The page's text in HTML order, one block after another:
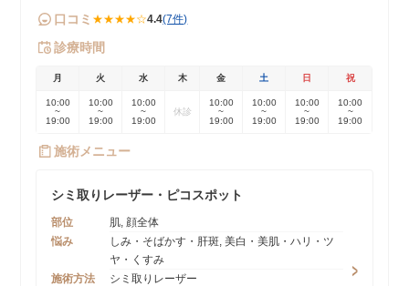
口コミ ★★★★☆4.4(7件)
診療時間
月 火 水 木 金 土 日 祝
10:00
~
19:00
10:00
~
19:00
10:00
~
19:00
休診
10:00
~
19:00
10:00
~
19:00
10:00
~
19:00
10:00
~
19:00
施術メニュー
シミ取りレーザー・ピコスポット
部位
肌, 顔全体
悩み
しみ・そばかす・肝斑, 美白・美肌・ハリ・ツ
ヤ・くすみ
施術方法
シミ取りレーザー